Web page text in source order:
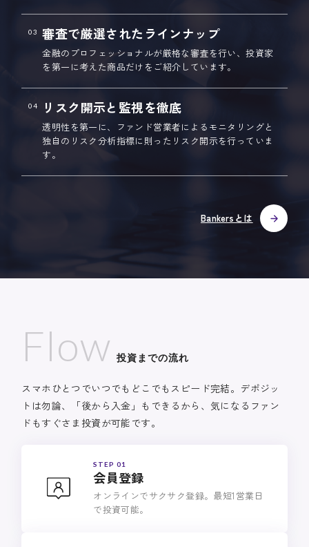
Bankersとは
03 審査で厳選されたラインナップ
金融のプロフェッショナルが厳格な審査を行い、投資家
を第一に考えた商品だけをご紹介しています。
04 リスク開示と監視を徹底
透明性を第一に、ファンド営業者によるモニタリングと
独自のリスク分析指標に則ったリスク開示を行っていま
す。
Flow 投資までの流れ
スマホひとつでいつでもどこでもスピード完結。デポジッ
トは勿論、「後から入金」もできるから、気になるファン
ドもすぐさま投資が可能です。
STEP 01
会員登録
オンラインでサクサク登録。最短1営業日
で投資可能。